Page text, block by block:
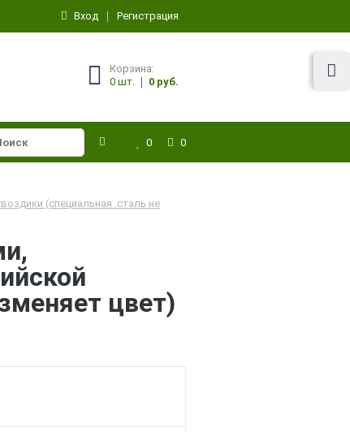
Вход Регистрация
Корзина:
0 шт. 0 руб.
0 0
(специальная .сталь не
цвет)